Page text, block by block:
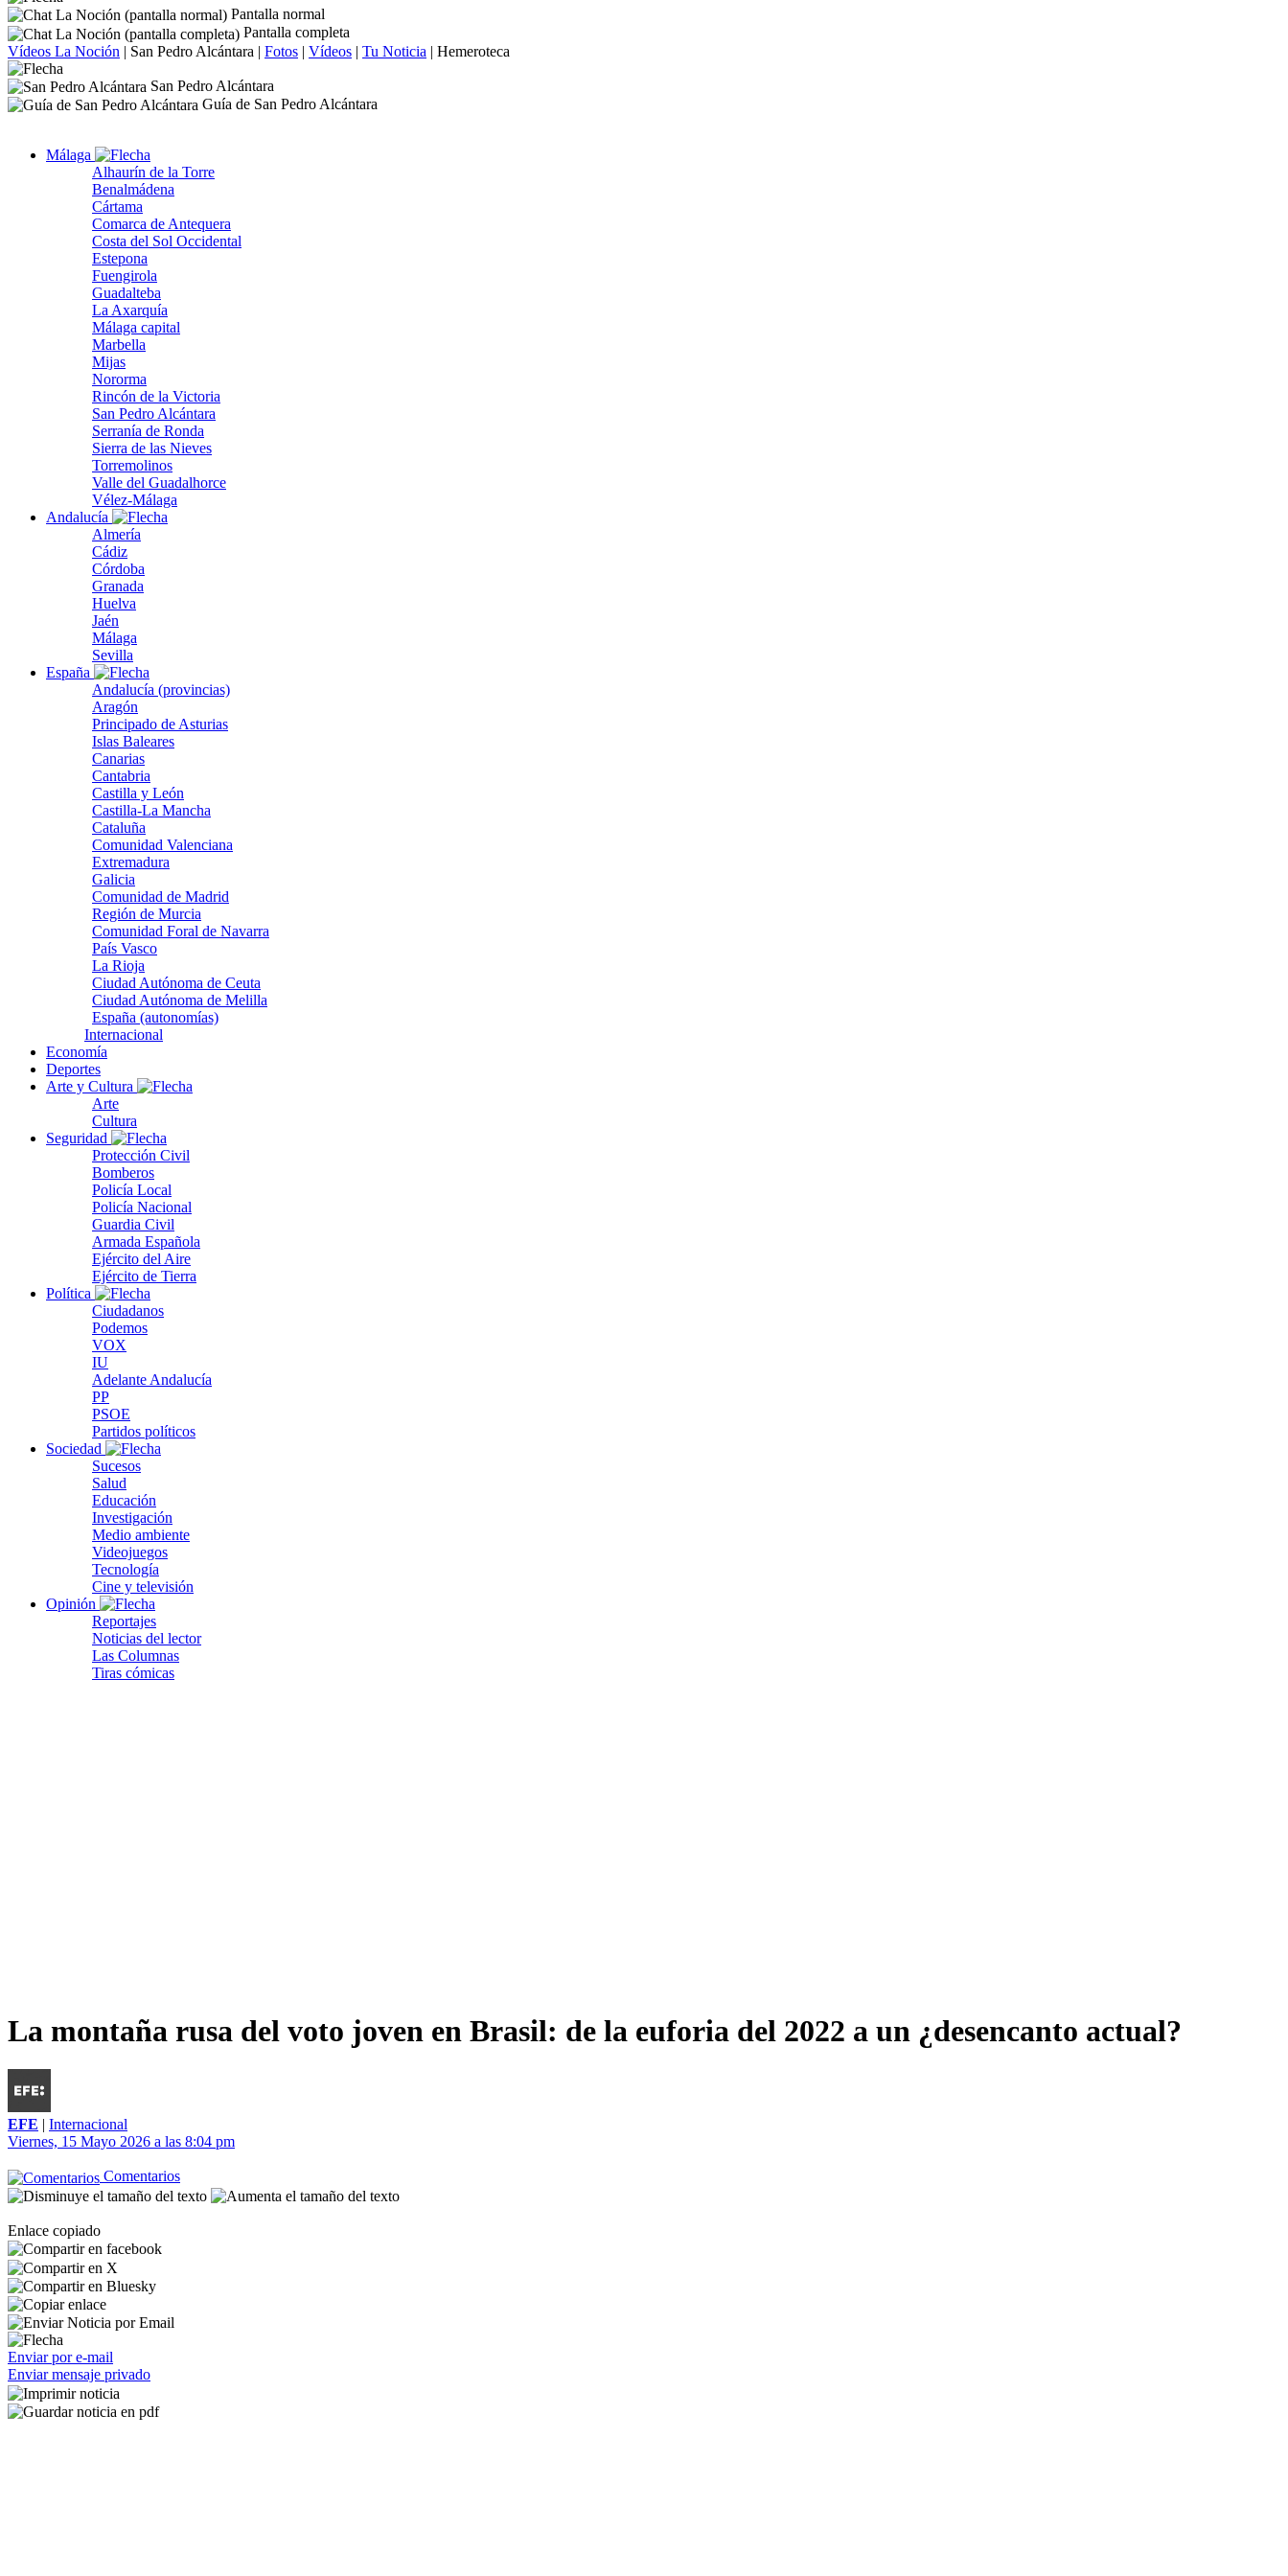
Pantalla normal
Pantalla completa
Vídeos La Noción | San Pedro Alcántara | Fotos | Vídeos | Tu Noticia | Hemeroteca
San Pedro Alcántara
Guía de San Pedro Alcántara
Málaga
Alhaurín de la Torre
Benalmádena
Cártama
Comarca de Antequera
Costa del Sol Occidental
Estepona
Fuengirola
Guadalteba
La Axarquía
Málaga capital
Marbella
Mijas
Nororma
Rincón de la Victoria
San Pedro Alcántara
Serranía de Ronda
Sierra de las Nieves
Torremolinos
Valle del Guadalhorce
Vélez-Málaga
Andalucía
Almería
Cádiz
Córdoba
Granada
Huelva
Jaén
Málaga
Sevilla
España
Andalucía (provincias)
Aragón
Principado de Asturias
Islas Baleares
Canarias
Cantabria
Castilla y León
Castilla-La Mancha
Cataluña
Comunidad Valenciana
Extremadura
Galicia
Comunidad de Madrid
Región de Murcia
Comunidad Foral de Navarra
País Vasco
La Rioja
Ciudad Autónoma de Ceuta
Ciudad Autónoma de Melilla
España (autonomías)
Internacional
Economía
Deportes
Arte y Cultura
Arte
Cultura
Seguridad
Protección Civil
Bomberos
Policía Local
Policía Nacional
Guardia Civil
Armada Española
Ejército del Aire
Ejército de Tierra
Política
Ciudadanos
Podemos
VOX
IU
Adelante Andalucía
PP
PSOE
Partidos políticos
Sociedad
Sucesos
Salud
Educación
Investigación
Medio ambiente
Videojuegos
Tecnología
Cine y televisión
Opinión
Reportajes
Noticias del lector
Las Columnas
Tiras cómicas
La montaña rusa del voto joven en Brasil: de la euforia del 2022 a un ¿desencanto actual?
EFE | Internacional
Viernes, 15 Mayo 2026 a las 8:04 pm
Comentarios
Enlace copiado
Enviar por e-mail
Enviar mensaje privado